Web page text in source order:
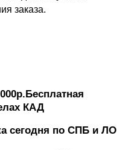
заказа.
КАД
сегодня по СПБ и ЛО